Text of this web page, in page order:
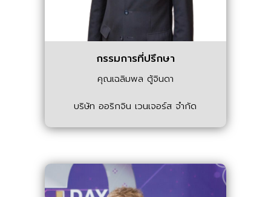
กรรมการที่ปรึกษา
คุณเฉลิมพล ตู้จินดา
บริษัท ออริกจิน เวนเจอร์ส จำกัด